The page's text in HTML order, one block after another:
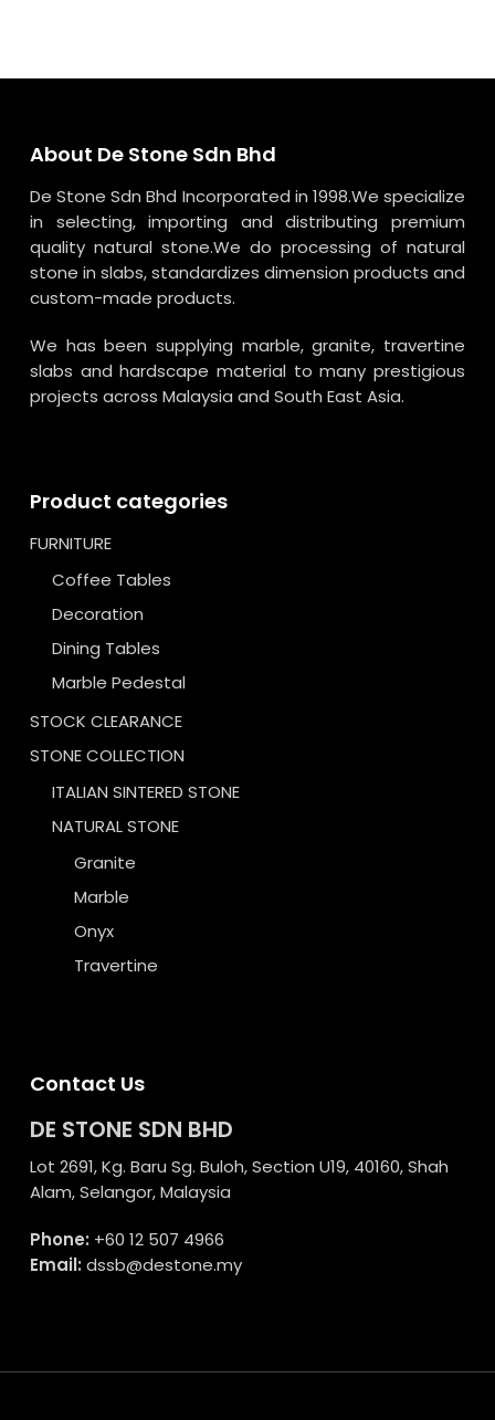
About De Stone Sdn Bhd
De Stone Sdn Bhd Incorporated in 1998.We specialize
in selecting, importing and distributing premium
quality natural stone.We do processing of natural
stone in slabs, standardizes dimension products and
custom-made products.
We has been supplying marble, granite, travertine
slabs and hardscape material to many prestigious
projects across Malaysia and South East Asia.
Product categories
FURNITURE
Coffee Tables
Decoration
Dining Tables
Marble Pedestal
STOCK CLEARANCE
STONE COLLECTION
ITALIAN SINTERED STONE
NATURAL STONE
Granite
Marble
Onyx
Travertine
Contact Us
DE STONE SDN BHD
Lot 2691, Kg. Baru Sg. Buloh, Section U19, 40160, Shah
Alam, Selangor, Malaysia
Phone: +60 12 507 4966
Email: dssb@destone.my